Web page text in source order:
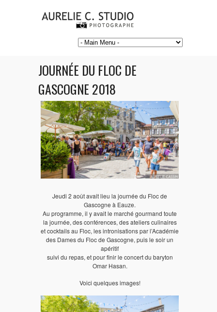
JOURNÉE DU FLOC DE
GASCOGNE 2018
Jeudi 2 août avait lieu la journée du Floc de
Gascogne à Eauze.
Au programme, il y avait le marché gourmand toute
la journée, des conférences, des ateliers culinaires
et cocktails au Floc, les intronisations par l’Académie
des Dames du Floc de Gascogne, puis le soir un
apéritif
suivi du repas, et pour finir le concert du baryton
Omar Hasan.
Voici quelques images!